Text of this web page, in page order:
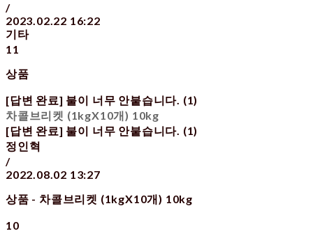
/
2023.02.22 16:22
기타
11
상품
[답변 완료] 불이 너무 안붙습니다. (1)
차콜브리켓 (1kgX10개) 10kg
[답변 완료] 불이 너무 안붙습니다. (1)
정인혁
/
2022.08.02 13:27
상품 - 차콜브리켓 (1kgX10개) 10kg
10